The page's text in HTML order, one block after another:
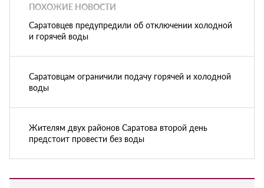
ПОХОЖИЕ НОВОСТИ
Саратовцев предупредили об отключении холодной
и горячей воды
Саратовцам ограничили подачу горячей и холодной
воды
Жителям двух районов Саратова второй день
предстоит провести без воды